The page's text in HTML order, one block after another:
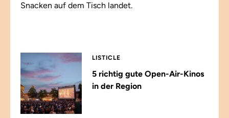
Snacken auf dem Tisch landet.
LISTICLE
5 richtig gute Open-Air-Kinos
in der Region